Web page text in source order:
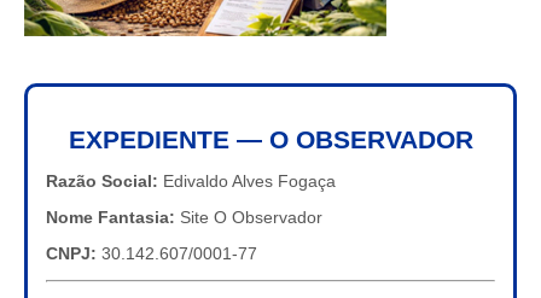
EXPEDIENTE — O OBSERVADOR
Razão Social: Edivaldo Alves Fogaça
Nome Fantasia: Site O Observador
CNPJ: 30.142.607/0001-77